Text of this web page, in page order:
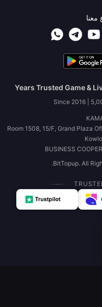
معنا
Since 2016 |
Room 1508, 15/F, Grand Plaza
BUSINESS